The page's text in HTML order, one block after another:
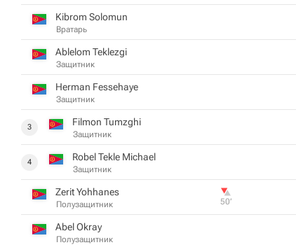
Kibrom Solomun
Вратарь
Ablelom Teklezgi
Защитник
Herman Fessehaye
Защитник
3 Filmon Tumzghi
Защитник
4 Robel Tekle Michael
Защитник
Zerit Yohhanes
Полузащитник 50‎’‎
Abel Okray
Полузащитник